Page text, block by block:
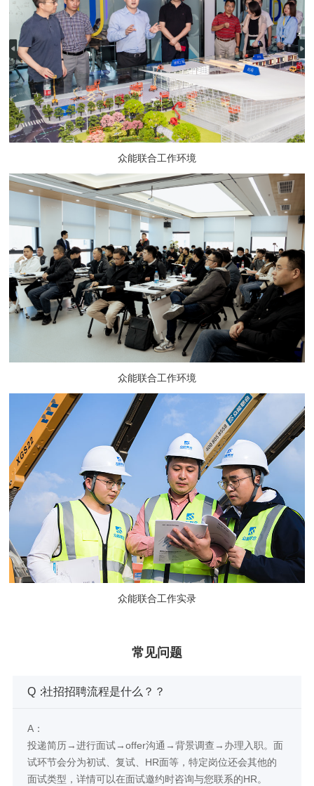
众能联合工作环境
众能联合工作环境
众能联合工作实录
常见问题
Q：社招招聘流程是什么？？
A：
投递简历→进行面试→offer沟通→背景调查→办理入职。面
试环节会分为初试、复试、HR面等，特定岗位还会其他的
面试类型，详情可以在面试邀约时咨询与您联系的HR。